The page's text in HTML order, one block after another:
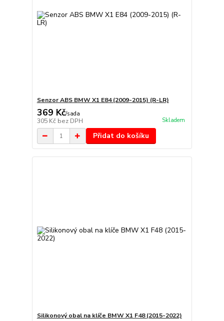
Senzor ABS BMW X1 E84 (2009-2015) (R-LR)
369 Kč/sada
305 Kč bez DPH Skladem
Přidat do košíku
Silikonový obal na klíče BMW X1 F48 (2015-2022)